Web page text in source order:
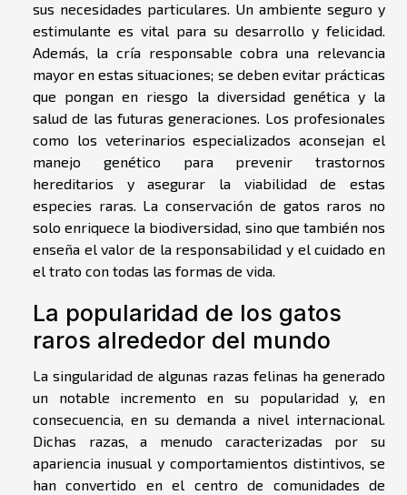
sus necesidades particulares. Un ambiente seguro y
estimulante es vital para su desarrollo y felicidad.
Además, la cría responsable cobra una relevancia
mayor en estas situaciones; se deben evitar prácticas
que pongan en riesgo la diversidad genética y la
salud de las futuras generaciones. Los profesionales
como los veterinarios especializados aconsejan el
manejo genético para prevenir trastornos
hereditarios y asegurar la viabilidad de estas
especies raras. La conservación de gatos raros no
solo enriquece la biodiversidad, sino que también nos
enseña el valor de la responsabilidad y el cuidado en
el trato con todas las formas de vida.
La popularidad de los gatos
raros alrededor del mundo
La singularidad de algunas razas felinas ha generado
un notable incremento en su popularidad y, en
consecuencia, en su demanda a nivel internacional.
Dichas razas, a menudo caracterizadas por su
apariencia inusual y comportamientos distintivos, se
han convertido en el centro de comunidades de